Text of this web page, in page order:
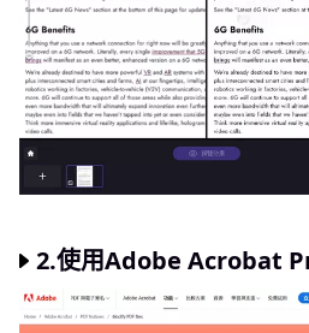
2.使用Adobe Acrobat